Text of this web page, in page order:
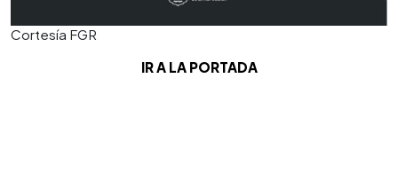
Cortesía FGR
IR A LA PORTADA